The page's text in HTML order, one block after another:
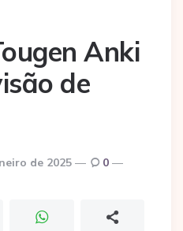
Anki
de
de 2025 0